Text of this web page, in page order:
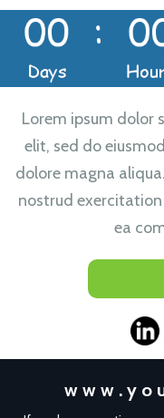
Lorem ipsum dolor
elit, sed do
dolore magna
nostrud
ea
w w w . y o